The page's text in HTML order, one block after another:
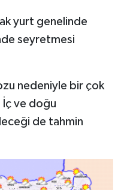
yurt genelinde
seyretmesi
nedeniyle bir çok
İç ve doğu
de tahmin